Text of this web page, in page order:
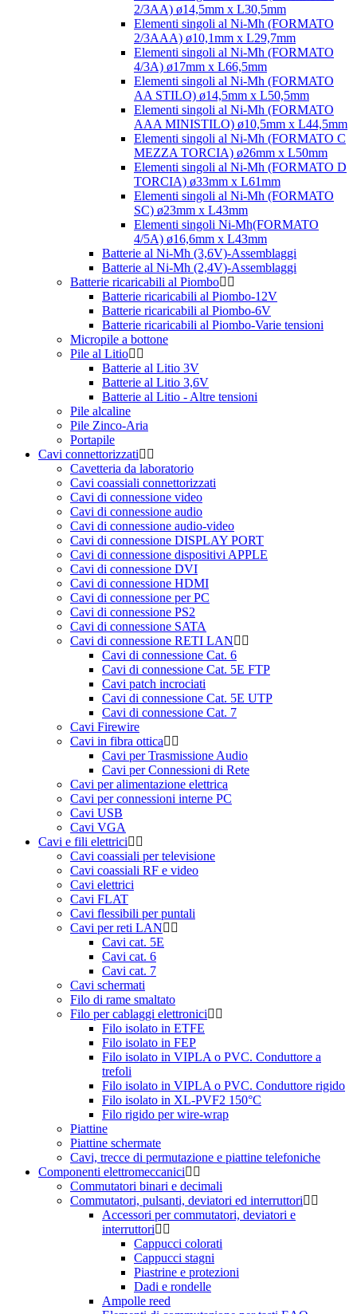
2/3AA) ø14,5mm x L30,5mm
Elementi singoli al Ni-Mh (FORMATO
2/3AAA) ø10,1mm x L29,7mm
Elementi singoli al Ni-Mh (FORMATO
4/3A) ø17mm x L66,5mm
Elementi singoli al Ni-Mh (FORMATO
AA STILO) ø14,5mm x L50,5mm
Elementi singoli al Ni-Mh (FORMATO
AAA MINISTILO) ø10,5mm x L44,5mm
Elementi singoli al Ni-Mh (FORMATO C
MEZZA TORCIA) ø26mm x L50mm
Elementi singoli al Ni-Mh (FORMATO D
TORCIA) ø33mm x L61mm
Elementi singoli al Ni-Mh (FORMATO
SC) ø23mm x L43mm
Elementi singoli Ni-Mh(FORMATO
4/5A) ø16,6mm x L43mm
Batterie al Ni-Mh (3,6V)-Assemblaggi
Batterie al Ni-Mh (2,4V)-Assemblaggi
Batterie ricaricabili al Piombo
Batterie ricaricabili al Piombo-12V
Batterie ricaricabili al Piombo-6V
Batterie ricaricabili al Piombo-Varie tensioni
Micropile a bottone
Pile al Litio
Batterie al Litio 3V
Batterie al Litio 3,6V
Batterie al Litio - Altre tensioni
Pile alcaline
Pile Zinco-Aria
Portapile
Cavi connettorizzati
Cavetteria da laboratorio
Cavi coassiali connettorizzati
Cavi di connessione video
Cavi di connessione audio
Cavi di connessione audio-video
Cavi di connessione DISPLAY PORT
Cavi di connessione dispositivi APPLE
Cavi di connessione DVI
Cavi di connessione HDMI
Cavi di connessione per PC
Cavi di connessione PS2
Cavi di connessione SATA
Cavi di connessione RETI LAN
Cavi di connessione Cat. 6
Cavi di connessione Cat. 5E FTP
Cavi patch incrociati
Cavi di connessione Cat. 5E UTP
Cavi di connessione Cat. 7
Cavi Firewire
Cavi in fibra ottica
Cavi per Trasmissione Audio
Cavi per Connessioni di Rete
Cavi per alimentazione elettrica
Cavi per connessioni interne PC
Cavi USB
Cavi VGA
Cavi e fili elettrici
Cavi coassiali per televisione
Cavi coassiali RF e video
Cavi elettrici
Cavi FLAT
Cavi flessibili per puntali
Cavi per reti LAN
Cavi cat. 5E
Cavi cat. 6
Cavi cat. 7
Cavi schermati
Filo di rame smaltato
Filo per cablaggi elettronici
Filo isolato in ETFE
Filo isolato in FEP
Filo isolato in VIPLA o PVC. Conduttore a
trefoli
Filo isolato in VIPLA o PVC. Conduttore rigido
Filo isolato in XL-PVF2 150°C
Filo rigido per wire-wrap
Piattine
Piattine schermate
Cavi, trecce di permutazione e piattine telefoniche
Componenti elettromeccanici
Commutatori binari e decimali
Commutatori, pulsanti, deviatori ed interruttori
Accessori per commutatori, deviatori e
interruttori
Cappucci colorati
Cappucci stagni
Piastrine e protezioni
Dadi e rondelle
Ampolle reed